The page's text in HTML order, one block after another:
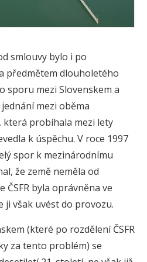
smlouvy bylo i po
předmětem dlouholetého
sporu mezi Slovenskem a
mezi oběma
která probíhala mezi lety
k úspěchu. V roce 1997
spor k mezinárodnímu
že země neměla od
byla oprávněna ve
ji však uvést do provozu.
(které po rozdělení ČSFR
za tento problém) se